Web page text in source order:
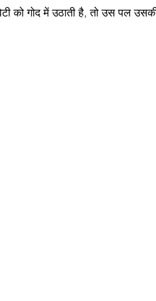
को गोद में उठाती है, तो उस पल